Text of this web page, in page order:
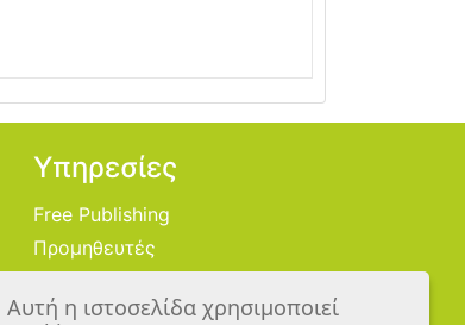
Υπηρεσίες
Free Publishing
Προμηθευτές
Εικονογράφοι
Αυτή η ιστοσελίδα χρησιμοποιεί